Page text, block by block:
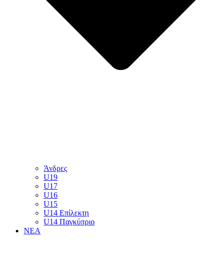
Άνδρες
U19
U17
U16
U15
U14 Επίλεκτη
U14 Παγκύπριο
ΝΕΑ